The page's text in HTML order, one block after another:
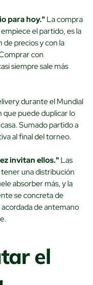
para hoy." La compra
el partido, es la
de precios y con la
con
siempre sale más
durante el Mundial
puede duplicar lo
Sumado partido a
al final del torneo.
invitan ellos." Las
una distribución
absorber más, y la
se concreta de
de antemano
el